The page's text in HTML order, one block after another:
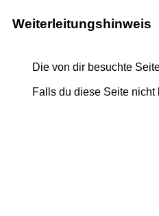
Weiterleitungshinweis
Die von dir besuchte
Falls du diese Seite nicht